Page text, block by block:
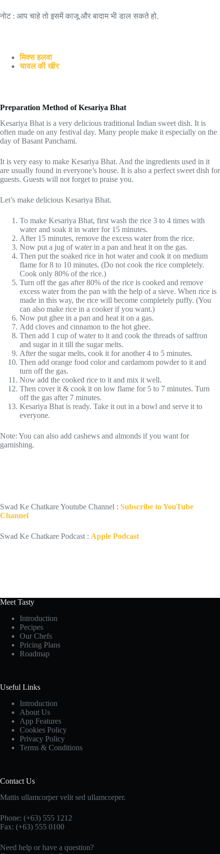
नोट : आप चाहे तो इसमें काजू और बादाम भी डाल सकते हो.
मिक्स हलवा
चावल की खीर
Preparation Method of Kesariya Bhat
Kesariya Bhat is a very delicious traditional Indian sweet dish. It is
often made on any festival day. Many people make it especially on the
day of Basant Panchami.
It is very easy to make Kesariya Bhat. And the ingredients used in it
are usually found in everyone’s house. It is also a perfect sweet dish for
guests. Guests will not forget to praise you.
Let’s make delicious Kesariya Bhat.
To make Kesariya Bhat, first wash the rice 3 to 4 times with
water and soak it in water for 15 minutes.
After 15 minutes, remove the excess water from the rice.
Now put a jug of water in a pan and heat it on the gas.
Then put the soaked rice in hot water and cook it on medium
flame for 8 to 10 minutes. (Do not cook the rice completely.
Cook only 80% of the rice.)
Turn off the gas after 80% of the rice is cooked and remove
excess water from the pan with the help of a sieve. When rice is
made in this way, the rice will become completely puffy. (You
can also make rice in a cooker if you want.)
Now put ghee in a pan and heat it on a gas.
Add cloves and cinnamon to the hot ghee.
Then add 1 cup of water to it and cook the threads of saffron
and sugar in it till the sugar melts.
After the sugar melts, cook it for another 4 to 5 minutes.
Then add orange food color and cardamom powder to it and
turn off the gas.
Now add the cooked rice to it and mix it well.
Then cover it & cook it on low flame for 5 to 7 minutes. Turn
off the gas after 7 minutes.
Kesariya Bhat is ready. Take it out in a bowl and serve it to
everyone.
Note: You can also add cashews and almonds if you want for
garnishing.
Swad Ke Chatkare Youtube Channel : Subscribe to YouTube
Channel
Swad Ke Chatkare Podcast : Apple Podcast
Meet Tasty
Introduction
Pecipes
Our Chefs
Pricing Plans
Roadmap
Useful Links
Introduction
About Us
App Features
Cookies Policy
Privacy Policy
Terms & Conditions
Contact Us
Mattis ullamcorper velit sed ullamcorper.
Phone: (+63) 555 1212
Fax: (+63) 555 0100
Need help or have a question?